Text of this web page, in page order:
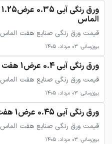
الماس
قیمت ورق رنگی صنایع هفت الماس
بروزرسانی: 03 مرداد، 1405
ورق رنگی آبی 0.4 عرض1 هفت الماس
قیمت ورق رنگی صنایع هفت الماس
بروزرسانی: 03 مرداد، 1405
ورق رنگی آبی 0.45 عرض1 هفت الماس
قیمت ورق رنگی صنایع هفت الماس
بروزرسانی: 03 مرداد، 1405